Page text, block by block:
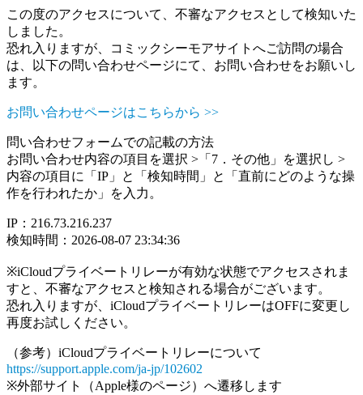
この度のアクセスについて、不審なアクセスとして検知いた
しました。
恐れ入りますが、コミックシーモアサイトへご訪問の場合
は、以下の問い合わせページにて、お問い合わせをお願いし
ます。
お問い合わせページはこちらから >>
問い合わせフォームでの記載の方法
お問い合わせ内容の項目を選択 >「7．その他」を選択し >
内容の項目に「IP」と「検知時間」と「直前にどのような操
作を行われたか」を入力。
IP：216.73.216.237
検知時間：2026-08-07 23:34:36
※iCloudプライベートリレーが有効な状態でアクセスされま
すと、不審なアクセスと検知される場合がございます。
恐れ入りますが、iCloudプライベートリレーはOFFに変更し
再度お試しください。
（参考）iCloudプライベートリレーについて
https://support.apple.com/ja-jp/102602
※外部サイト（Apple様のページ）へ遷移します